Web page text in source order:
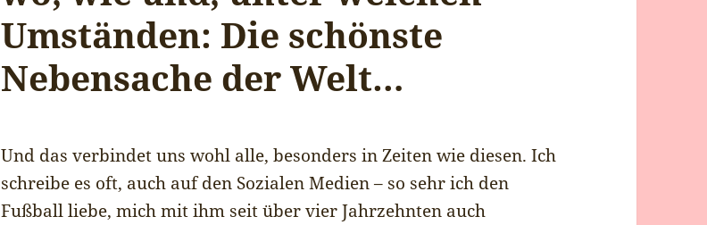
Umständen: Die schönste
Nebensache der Welt…
Und das verbindet uns wohl alle, besonders in Zeiten wie diesen. Ich
schreibe es oft, auch auf den Sozialen Medien – so sehr ich den
Fußball liebe, mich mit ihm seit über vier Jahrzehnten auch